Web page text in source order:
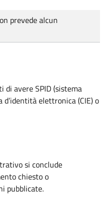
prevede alcun
di avere SPID (sistema
elettronica (CIE) o
si conclude
chiesto o
pubblicate.